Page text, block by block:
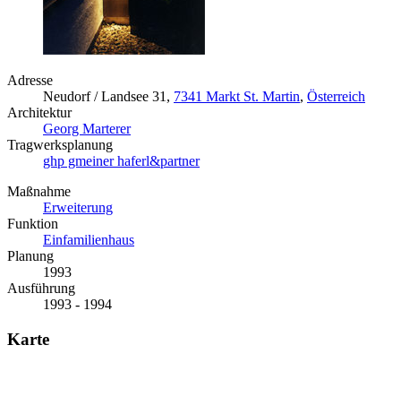
Adresse
Neudorf / Landsee 31, 7341 Markt St. Martin, Österreich
Architektur
Georg Marterer
Tragwerksplanung
ghp gmeiner haferl&partner
Maßnahme
Erweiterung
Funktion
Einfamilienhaus
Planung
1993
Ausführung
1993 - 1994
Karte